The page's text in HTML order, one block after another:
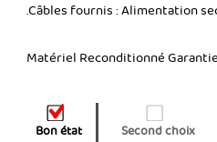
.Câbles fournis : Alimentation
Matériel Reconditionné
Bon état Second choix